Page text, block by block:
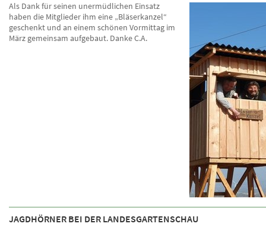
Als Dank für seinen unermüdlichen Einsatz
haben die Mitglieder ihm eine „Bläserkanzel“
geschenkt und an einem schönen Vormittag im
März gemeinsam aufgebaut. Danke C.A.
JAGDHÖRNER BEI DER LANDESGARTENSCHAU